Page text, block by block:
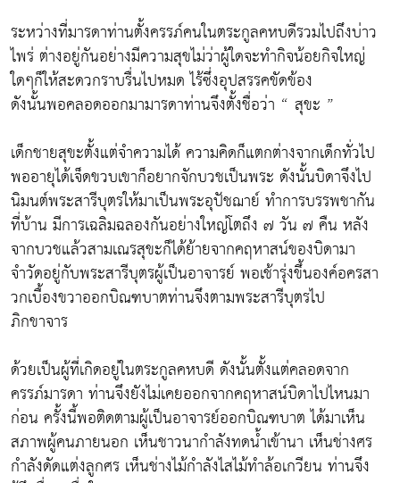
ระหว่างที่มารดาท่านตั้งครรภ์คนในตระกูลคหบดีรวมไปถึงบ่าว
ไพร่ ต่างอยู่กันอย่างมีความสุขไม่ว่าผู้ใดจะทำกิจน้อยกิจใหญ่
ใดๆก็ให้สะดวกราบรื่นไปหมด ไร้ซึ่งอุปสรรคขัดข้อง
ดังนั้นพอคลอดออกมามารดาท่านจึงตั้งชื่อว่า “ สุขะ ”
เด็กชายสุขะตั้งแต่จำความได้ ความคิดก็แตกต่างจากเด็กทั่วไป
พออายุได้เจ็ดขวบเขาก็อยากจักบวชเป็นพระ ดังนั้นบิดาจึงไป
นิมนต์พระสารีบุตรให้มาเป็นพระอุปัชฌาย์ ทำการบรรพชากัน
ที่บ้าน มีการเฉลิมฉลองกันอย่างใหญ่โตถึง ๗ วัน ๗ คืน หลัง
จากบวชแล้วสามเณรสุขะก็ได้ย้ายจากคฤหาสน์ของบิดามา
จำวัดอยู่กับพระสารีบุตรผู้เป็นอาจารย์ พอเช้ารุ่งขึ้นองค์อครสา
วกเบื้องขวาออกบิณฑบาตท่านจึงตามพระสารีบุตรไป
ภิกขาจาร
ด้วยเป็นผู้ที่เกิดอยู่ในตระกูลคหบดี ดังนั้นตั้งแต่คลอดจาก
ครรภ์มารดา ท่านจึงยังไม่เคยออกจากคฤหาสน์บิดาไปไหนมา
ก่อน ครั้งนี้พอติดตามผู้เป็นอาจารย์ออกบิณฑบาต ได้มาเห็น
สภาพผู้คนภายนอก เห็นชาวนากำลังทดน้ำเข้านา เห็นช่างศร
กำลังดัดแต่งลูกศร เห็นช่างไม้กำลังไสไม้ทำล้อเกวียน ท่านจึง